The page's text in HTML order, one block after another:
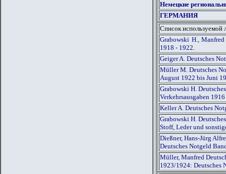
Немецкие
ГЕРМАНИЯ
Список используемой
Grabowski H.,
1918 - 1922.
Geiger A. Deutsches
Müller M. Deutsches
August 1922 bis Juni
Grabowski H.
Verkehrsausgaben
Keller A. Deutsches
Grabowski H.
Stoff, Leder und
Dießner, Hans-Jürg
Deutsches Notgeld
Müller, Manfred
1923/1924: Deutsches